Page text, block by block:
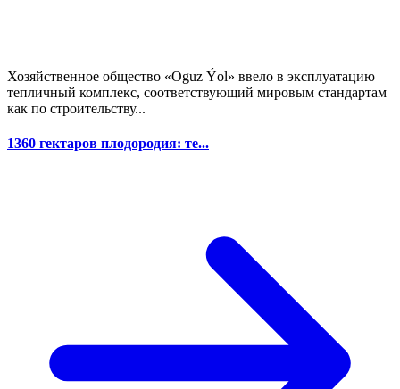
Хозяйственное общество «Oguz Ýol» ввело в эксплуатацию
тепличный комплекс, соответствующий мировым стандартам
как по строительству...
1360 гектаров плодородия: те...